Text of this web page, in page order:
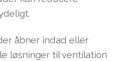
åbner indad eller
løsninger til ventilation